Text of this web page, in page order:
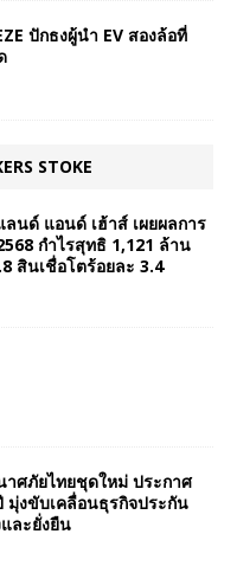
ปักธงผู้นำ EV สองล้อที่
STOKE
นด์ แอนด์ เฮ้าส์ เผยผลการ
กำไรสุทธิ 1,121 ล้าน
สินเชื่อโตร้อยละ 3.4
ศภัยไทยชุดใหม่ ประกาศ
มุ่งขับเคลื่อนธุรกิจประกัน
ละยั่งยืน